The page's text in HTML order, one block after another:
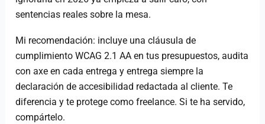
sentencias reales sobre la mesa.
Mi recomendación: incluye una cláusula de
cumplimiento WCAG 2.1 AA en tus presupuestos, audita
con axe en cada entrega y entrega siempre la
declaración de accesibilidad redactada al cliente. Te
diferencia y te protege como freelance. Si te ha servido,
compártelo.